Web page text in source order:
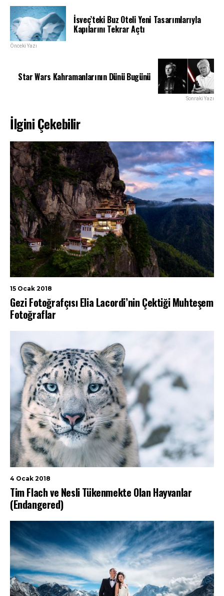
İsveç’teki Buz Oteli Yeni Tasarımlarıyla
Kapılarını Tekrar Açtı
Önceki Yazı
Star Wars Kahramanlarının Dünü Bugünü
Sonraki Yazı
İlgini Çekebilir
15 Ocak 2018
Gezi Fotoğrafçısı Elia Lacordi’nin Çektiği Muhteşem
Fotoğraflar
4 Ocak 2018
Tim Flach ve Nesli Tükenmekte Olan Hayvanlar
(Endangered)